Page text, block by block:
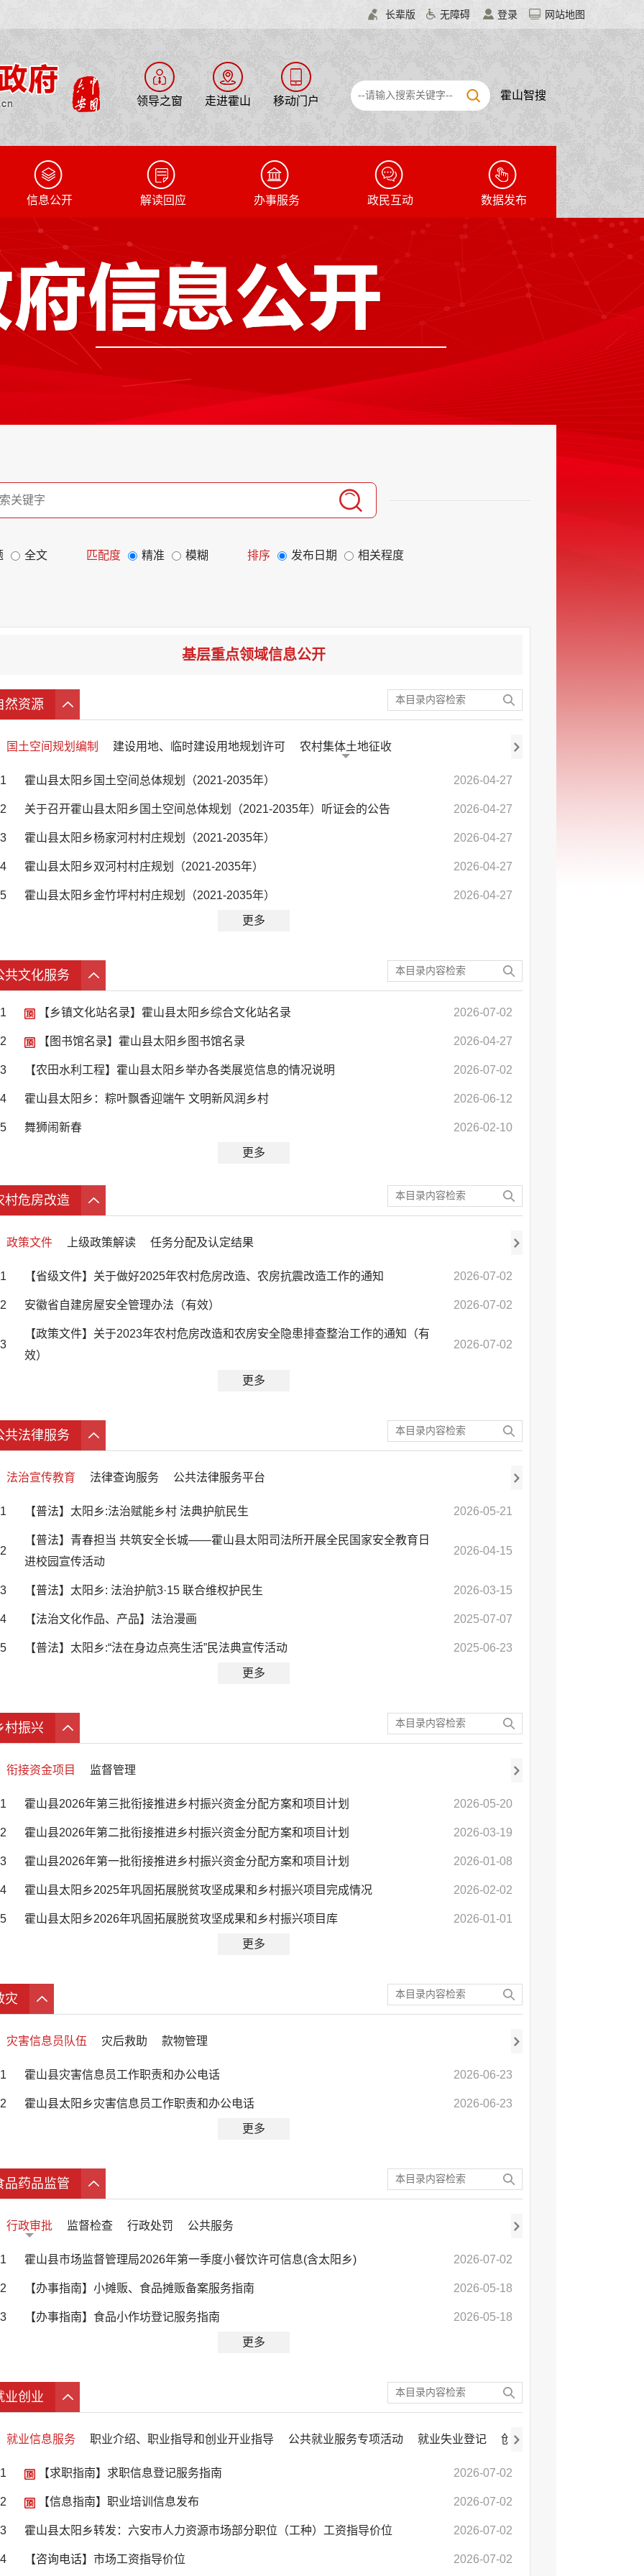
长辈版 无障碍 登录 网站地图
领导之窗 走进霍山 移动门户 霍山智搜
信息公开 解读回应 办事服务 政民互动 数据发布
全文 匹配度 精准 模糊 排序 发布日期 相关程度
基层重点领域信息公开
然资源
国土空间规划编制 建设用地、临时建设用地规划许可 农村集体土地征收
1 霍山县太阳乡国土空间总体规划（2021-2035年） 2026-04-27
2 关于召开霍山县太阳乡国土空间总体规划（2021-2035年）听证会的公告 2026-04-27
3 霍山县太阳乡杨家河村村庄规划（2021-2035年） 2026-04-27
4 霍山县太阳乡双河村村庄规划（2021-2035年） 2026-04-27
5 霍山县太阳乡金竹坪村村庄规划（2021-2035年） 2026-04-27
更多
共文化服务
1 【乡镇文化站名录】霍山县太阳乡综合文化站名录 2026-07-02
2 【图书馆名录】霍山县太阳乡图书馆名录 2026-04-27
3 【农田水利工程】霍山县太阳乡举办各类展览信息的情况说明 2026-07-02
4 霍山县太阳乡：粽叶飘香迎端午 文明新风润乡村 2026-06-12
5 舞狮闹新春 2026-02-10
更多
村危房改造
政策文件 上级政策解读 任务分配及认定结果
1 【省级文件】关于做好2025年农村危房改造、农房抗震改造工作的通知 2026-07-02
2 安徽省自建房屋安全管理办法（有效） 2026-07-02
3
【政策文件】关于2023年农村危房改造和农房安全隐患排查整治工作的通知（有
效）
2026-07-02
更多
共法律服务
法治宣传教育 法律查询服务 公共法律服务平台
1 【普法】太阳乡:法治赋能乡村 法典护航民生 2026-05-21
2
【普法】青春担当 共筑安全长城——霍山县太阳司法所开展全民国家安全教育日
进校园宣传活动
2026-04-15
3 【普法】太阳乡: 法治护航3·15 联合维权护民生 2026-03-15
4 【法治文化作品、产品】法治漫画 2025-07-07
5 【普法】太阳乡:“法在身边点亮生活”民法典宣传活动 2025-06-23
更多
村振兴
衔接资金项目 监督管理
1 霍山县2026年第三批衔接推进乡村振兴资金分配方案和项目计划 2026-05-20
2 霍山县2026年第二批衔接推进乡村振兴资金分配方案和项目计划 2026-03-19
3 霍山县2026年第一批衔接推进乡村振兴资金分配方案和项目计划 2026-01-08
4 霍山县太阳乡2025年巩固拓展脱贫攻坚成果和乡村振兴项目完成情况 2026-02-02
5 霍山县太阳乡2026年巩固拓展脱贫攻坚成果和乡村振兴项目库 2026-01-01
更多
灾
灾害信息员队伍 灾后救助 款物管理
1 霍山县灾害信息员工作职责和办公电话 2026-06-23
2 霍山县太阳乡灾害信息员工作职责和办公电话 2026-06-23
更多
品药品监管
行政审批 监督检查 行政处罚 公共服务
1 霍山县市场监督管理局2026年第一季度小餐饮许可信息(含太阳乡) 2026-07-02
2 【办事指南】小摊贩、食品摊贩备案服务指南 2026-05-18
3 【办事指南】食品小作坊登记服务指南 2026-05-18
更多
业创业
就业信息服务 职业介绍、职业指导和创业开业指导 公共就业服务专项活动 就业失业登记 创业服务
1 【求职指南】求职信息登记服务指南 2026-07-02
2 【信息指南】职业培训信息发布 2026-07-02
3 霍山县太阳乡转发：六安市人力资源市场部分职位（工种）工资指导价位 2026-07-02
4 【咨询电话】市场工资指导价位 2026-07-02